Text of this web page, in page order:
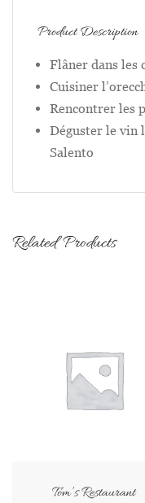
Product Description
Flâner dans les
Cuisiner
Rencontrer les
Déguster le vin
Salento
Related Products
Tom’s Restaurant